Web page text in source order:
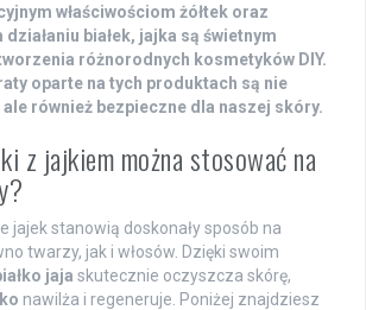
właściwościom żółtek oraz
białek, jajka są świetnym
różnorodnych kosmetyków DIY.
oparte na tych produktach są nie
również bezpieczne dla naszej skóry.
z jajkiem można stosować na
jajek stanowią doskonały sposób na
twarzy, jak i włosów. Dzięki swoim
jaja skutecznie oczyszcza skórę,
nawilża i regeneruje. Poniżej znajdziesz